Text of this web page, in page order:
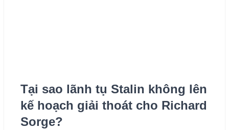
Tại sao lãnh tụ Stalin không lên
kế hoạch giải thoát cho Richard
Sorge?